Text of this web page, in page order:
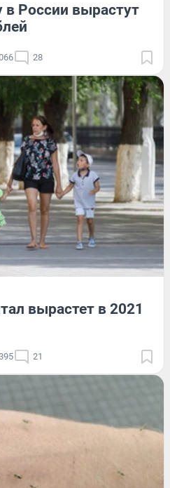
России вырастут
28
вырастет в 2021
21